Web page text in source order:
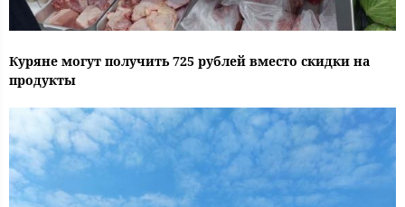
Куряне могут получить 725 рублей вместо скидки на
продукты